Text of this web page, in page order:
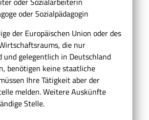
oder Sozialpädagogin
der Europäischen Union oder des
die nur
und gelegentlich in Deutschland
benötigen keine staatliche
Ihre Tätigkeit aber der
melden.Weitere Auskünfte
Stelle.